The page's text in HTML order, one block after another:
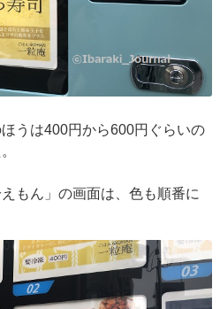
うは400円から600円ぐらいの
もん」の画面は、色も順番に